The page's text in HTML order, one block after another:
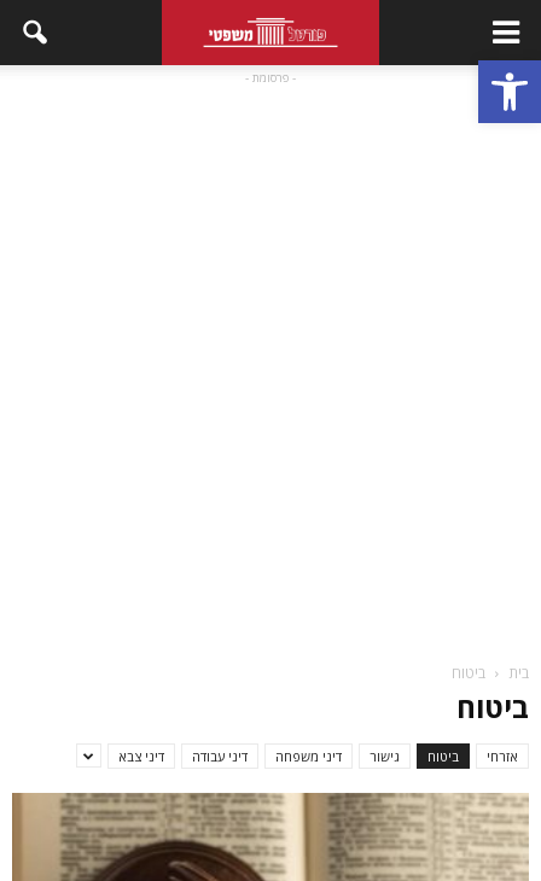
פתח סרגל נגישות - פרסומת -
בית ביטוח
ביטוח
אזרחי ביטוח גישור דיני משפחה דיני עבודה דיני צבא